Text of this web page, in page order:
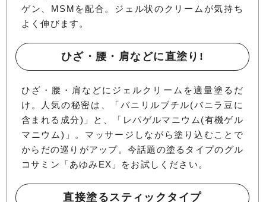
ゲン、MSMを配合。ジェル状のクリームが気持ち
よく伸びます。
ひざ・腰・肩などに直塗り!
ひざ・腰・肩などにジェルクリームを適量塗るだ
け。人気の秘密は、「バニリルブチル(バニラ豆に
含まれる成分)」と、「レパゲルマニウム(有機ゲル
マニウム)」。マッサージしながら塗り込むことで
からだの巡りがアップ。今話題の塗るタイプのグル
コサミン「あゆみEX」をお試しください。
直接塗るスティックタイプ